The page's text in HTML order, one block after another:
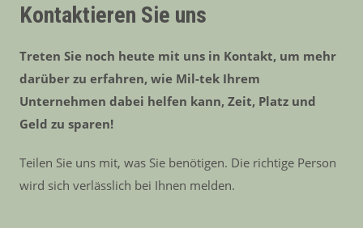
Kontaktieren Sie uns
Treten Sie noch heute mit uns in Kontakt, um mehr
darüber zu erfahren, wie Mil-tek Ihrem
Unternehmen dabei helfen kann, Zeit, Platz und
Geld zu sparen!
Teilen Sie uns mit, was Sie benötigen. Die richtige Person
wird sich verlässlich bei Ihnen melden.